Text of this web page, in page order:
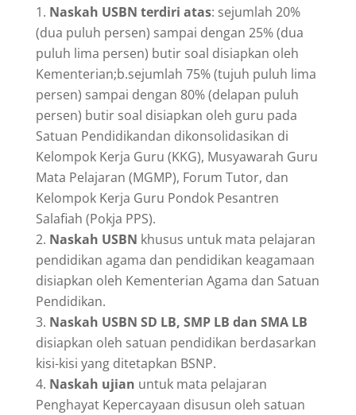
Naskah USBN terdiri atas: sejumlah 20%
(dua puluh persen) sampai dengan 25% (dua
puluh lima persen) butir soal disiapkan oleh
Kementerian;b.sejumlah 75% (tujuh puluh lima
persen) sampai dengan 80% (delapan puluh
persen) butir soal disiapkan oleh guru pada
Satuan Pendidikandan dikonsolidasikan di
Kelompok Kerja Guru (KKG), Musyawarah Guru
Mata Pelajaran (MGMP), Forum Tutor, dan
Kelompok Kerja Guru Pondok Pesantren
Salafiah (Pokja PPS).
Naskah USBN khusus untuk mata pelajaran
pendidikan agama dan pendidikan keagamaan
disiapkan oleh Kementerian Agama dan Satuan
Pendidikan.
Naskah USBN SD LB, SMP LB dan SMA LB
disiapkan oleh satuan pendidikan berdasarkan
kisi-kisi yang ditetapkan BSNP.
Naskah ujian untuk mata pelajaran
Penghayat Kepercayaan disusun oleh satuan